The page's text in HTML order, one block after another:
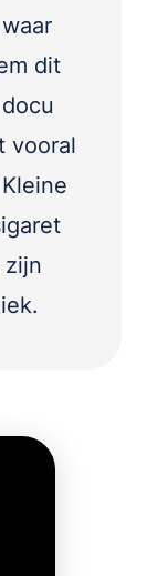
dit
vooral